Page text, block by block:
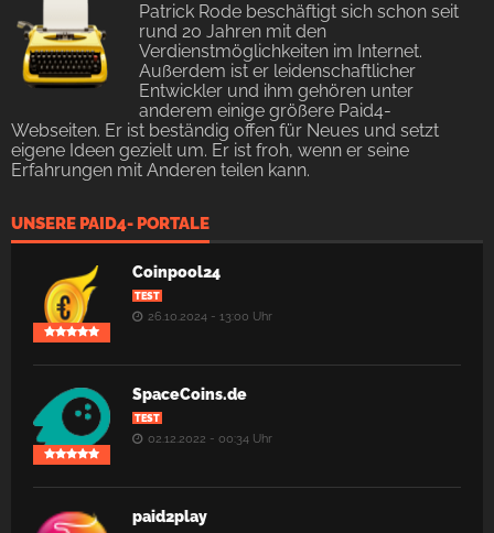
Patrick Rode beschäftigt sich schon seit
rund 20 Jahren mit den
Verdienstmöglichkeiten im Internet.
Außerdem ist er leidenschaftlicher
Entwickler und ihm gehören unter
anderem einige größere Paid4-
Webseiten. Er ist beständig offen für Neues und setzt
eigene Ideen gezielt um. Er ist froh, wenn er seine
Erfahrungen mit Anderen teilen kann.
UNSERE PAID4- PORTALE
Coinpool24
TEST
26.10.2024 - 13:00 Uhr
SpaceCoins.de
TEST
02.12.2022 - 00:34 Uhr
paid2play